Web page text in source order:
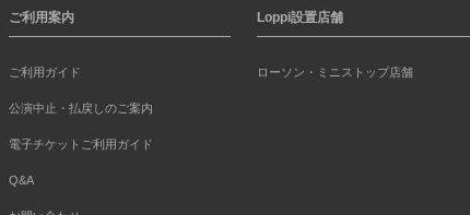
ご利用案内
ご利用ガイド
公演中止・払戻しのご案内
電子チケットご利用ガイド
Q&A
Loppi設置店舗
ローソン・ミニストップ店舗